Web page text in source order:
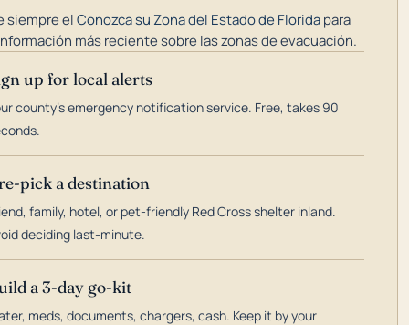
siempre elConozca su Zona del Estado de Floridapara
más reciente sobre las zonas de evacuación.
up for local alerts
county's emergency notification service. Free, takes 90
pick a destination
family, hotel, or pet-friendly Red Cross shelter inland.
deciding last-minute.
a 3-day go-kit
meds, documents, chargers, cash. Keep it by your